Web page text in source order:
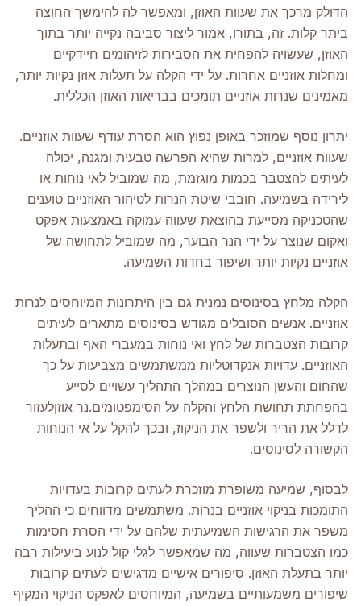
הדולק מרכך את שעוות האוזן, ומאפשר לה להימשך החוצה
ביתר קלות. זה, בתורו, אמור ליצור סביבה נקייה יותר בתוך
האוזן, שעשויה להפחית את הסבירות לזיהומים חיידקיים
ומחלות אוזניים אחרות. על ידי הקלה על תעלות אוזן נקיות יותר,
מאמינים שנרות אוזניים תומכים בבריאות האוזן הכללית.
יתרון נוסף שמוזכר באופן נפוץ הוא הסרת עודף שעוות אוזניים.
שעוות אוזניים, למרות שהיא הפרשה טבעית ומגנה, יכולה
לעיתים להצטבר בכמות מוגזמת, מה שמוביל לאי נוחות או
לירידה בשמיעה. חובבי שיטת הנרות לטיהור האוזניים טוענים
שהטכניקה מסייעת בהוצאת שעווה עמוקה באמצעות אפקט
ואקום שנוצר על ידי הנר הבוער, מה שמוביל לתחושה של
אוזניים נקיות יותר ושיפור בחדות השמיעה.
הקלה מלחץ בסינוסים נמנית גם בין היתרונות המיוחסים לנרות
אוזניים. אנשים הסובלים מגודש בסינוסים מתארים לעיתים
קרובות הצטברות של לחץ ואי נוחות במעברי האף ובתעלות
האוזניים. עדויות אנקדוטליות ממשתמשים מצביעות על כך
שהחום והעשן הנוצרים במהלך התהליך עשויים לסייע
בהפחתת תחושת הלחץ והקלה על הסימפטומים.נר אוזןלעזור
לדלל את הריר ולשפר את הניקוז, ובכך להקל על אי הנוחות
הקשורה לסינוסים.
לבסוף, שמיעה משופרת מוזכרת לעתים קרובות בעדויות
התומכות בניקוי אוזניים בנרות. משתמשים מדווחים כי ההליך
משפר את הרגישות השמיעתית שלהם על ידי הסרת חסימות
כמו הצטברות שעווה, מה שמאפשר לגלי קול לנוע ביעילות רבה
יותר בתעלת האוזן. סיפורים אישיים מדגישים לעתים קרובות
שיפורים משמעותיים בשמיעה, המיוחסים לאפקט הניקוי המקיף